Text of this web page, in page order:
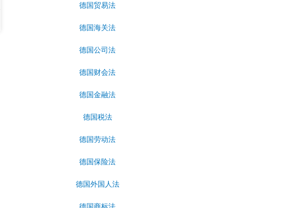
德国贸易法
德国海关法
德国公司法
德国财会法
德国金融法
德国税法
德国劳动法
德国保险法
德国外国人法